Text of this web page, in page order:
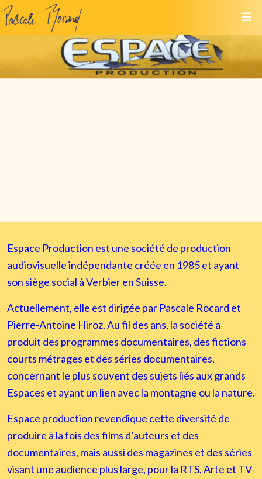
Espace Production est une société de production
audiovisuelle indépendante créée en 1985 et ayant
son siège social à Verbier en Suisse.
Actuellement, elle est dirigée par Pascale Rocard et
Pierre-Antoine Hiroz. Au fil des ans, la société a
produit des programmes documentaires, des fictions
courts métrages et des séries documentaires,
concernant le plus souvent des sujets liés aux grands
Espaces et ayant un lien avec la montagne ou la nature.
Espace production revendique cette diversité de
produire à la fois des films d’auteurs et des
documentaires, mais aussi des magazines et des séries
visant une audience plus large, pour la RTS, Arte et TV-